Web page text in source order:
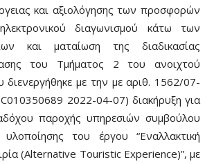
και αξιολόγησης των προσφορών
διαγωνισμού κάτω των
και ματαίωση της διαδικασίας
του Τμήματος 2 του ανοιχτού
διενεργήθηκε με την με αριθ. 1562/07-
2022-04-07) διακήρυξη για
παροχής υπηρεσιών συμβούλου
υλοποίησης του έργου “Εναλλακτική
(Alternative Touristic Experience)”, με